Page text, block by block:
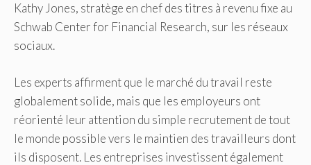
Kathy Jones, stratège en chef des titres à revenu fixe au
Schwab Center for Financial Research, sur les réseaux
sociaux.
Les experts affirment que le marché du travail reste
globalement solide, mais que les employeurs ont
réorienté leur attention du simple recrutement de tout
le monde possible vers le maintien des travailleurs dont
ils disposent. Les entreprises investissent également